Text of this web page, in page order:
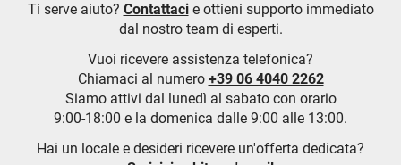
Ti serve aiuto? Contattacie ottieni supporto immediato
dal nostro team di esperti.
Vuoi ricevere assistenza telefonica?
Chiamaci al numero +39 06 4040 2262
Siamo attivi dal lunedì al sabato con orario
9:00-18:00 e la domenica dalle 9:00 alle 13:00.
Hai un locale e desideri ricevere un'offerta dedicata?